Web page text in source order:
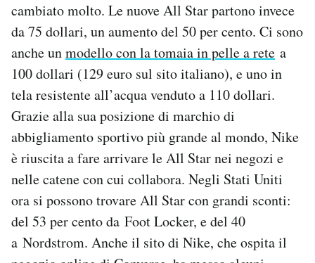
cambiato molto. Le nuove All Star partono invece
da 75 dollari, un aumento del 50 per cento. Ci sono
anche unmodello con la tomaia in pelle a rete a
100 dollari (129 euro sul sito italiano), e uno in
tela resistente all’acqua venduto a 110 dollari.
Grazie alla sua posizione di marchio di
abbigliamento sportivo più grande al mondo, Nike
è riuscita a fare arrivare le All Star nei negozi e
nelle catene con cui collabora. Negli Stati Uniti
ora si possono trovare All Star con grandi sconti:
del 53 per cento da Foot Locker, e del 40
a Nordstrom. Anche il sito di Nike, che ospita il